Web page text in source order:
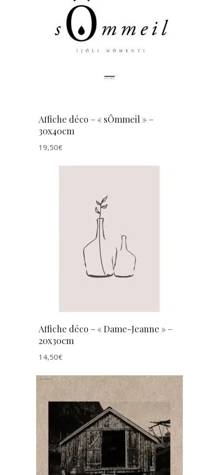
AJOUTER AU PANIER
Affiche déco – « sÔmmeil » –
30x40cm
19,50€
AJOUTER AU PANIER
Affiche déco – « Dame-Jeanne » –
20x30cm
14,50€
AJOUTER AU PANIER